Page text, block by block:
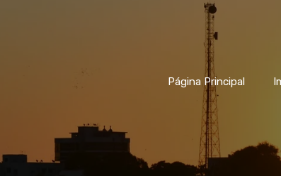
Página Principal